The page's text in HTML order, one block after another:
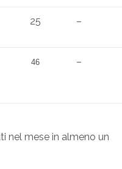
25 –
46 –
nel mese in almeno un